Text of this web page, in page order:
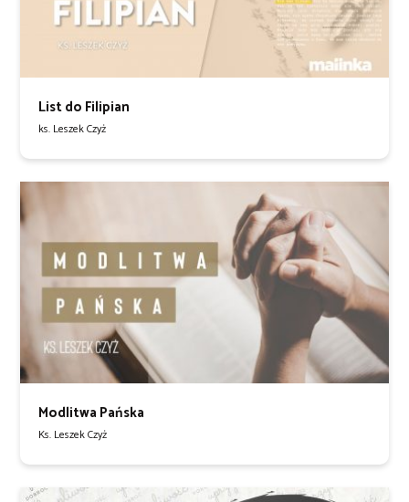
List do Filipian
ks. Leszek Czyż
Modlitwa Pańska
Ks. Leszek Czyż